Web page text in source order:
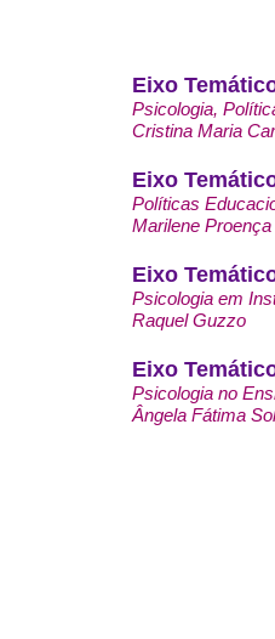
Eixo
Psicologia,
Cristina Maria
Eixo
Políticas
Marilene
Eixo
Psicologia em
Raquel Guzzo
Eixo
Psicologia no
Ângela Fátima